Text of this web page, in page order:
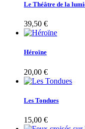
Le Théâtre de la
39,50 €
Héroïne
20,00 €
Les Tondues
15,00 €